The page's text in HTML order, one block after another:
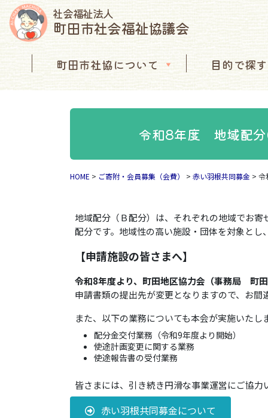
社会福祉法人
町田市社会福祉協議会
コンテンツへスキップ
メインナビゲーション
町田市社協について 目的で探す
令和8年度 地域配分
HOME > ご寄附・会員募集（会費） > 赤い羽根共同募金 > 令
地域配分（Ｂ配分）は、それぞれの地域でお
配分です。地域性の高い施設・団体を対象と
【申請施設の皆さまへ】
令和8年度より、町田地区協力会（事務局 町
申請書類の提出先が変更となりますので、お
また、以下の業務についても本会が実施いたし
配分金交付業務（令和9年度より開始）
使途計画変更に関する業務
使途報告書の受付業務
皆さまには、引き続き円滑な事業運営にご協
赤い羽根共同募金について